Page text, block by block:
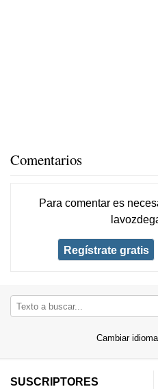
Comentarios
Para comentar es
Regístrate gratis
Cambiar
SUSCRIPTORES